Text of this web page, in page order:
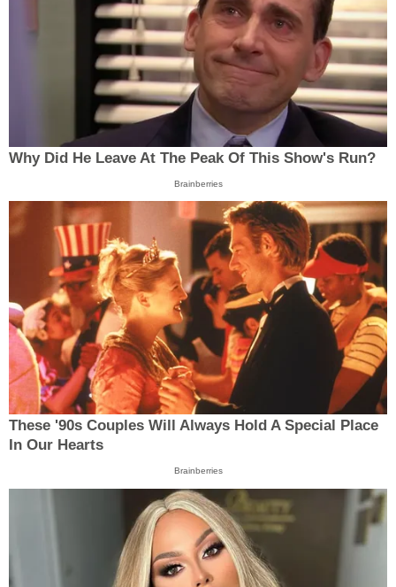
Why Did He Leave At The Peak Of This Show's Run?
Brainberries
These '90s Couples Will Always Hold A Special Place
In Our Hearts
Brainberries